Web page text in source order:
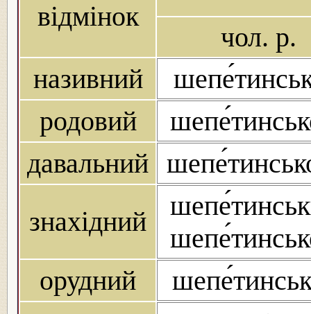
відмінок
чол. р.
називний
родовий
давальний
знахідний
орудний